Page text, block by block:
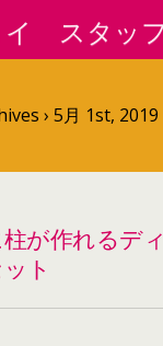
› 5月 1st, 2019
が作れるディ
ト